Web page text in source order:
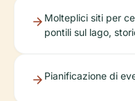
Molteplici siti per
pontili sul lago,
Pianificazione di